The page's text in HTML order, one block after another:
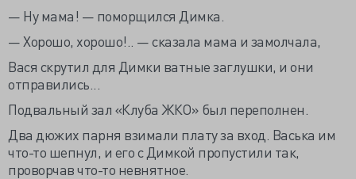
— Ну мама! — поморщился Димка.
— Хорошо, хорошо!.. — сказала мама и замолчала,
Вася скрутил для Димки ватные заглушки, и они
отправились...
Подвальный зал «Клуба ЖКО» был переполнен.
Два дюжих парня взимали плату за вход. Васька им
что-то шепнул, и его с Димкой пропустили так,
проворчав что-то невнятное.